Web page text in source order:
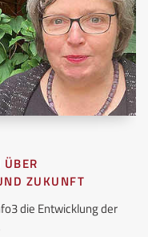
ZUKUNFT
die Entwicklung der